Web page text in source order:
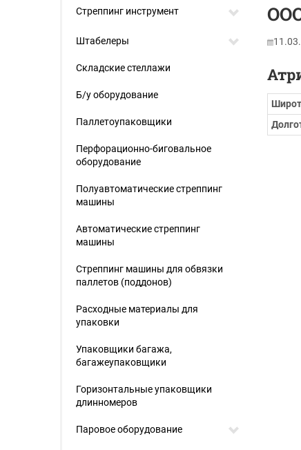
Стреппинг инструмент
Штабелеры
Складские стеллажи
Б/у оборудование
Паллетоупаковщики
Перфорационно-биговальное
оборудование
Полуавтоматические стреппинг
машины
Автоматические стреппинг
машины
Стреппинг машины для обвязки
паллетов (поддонов)
Расходные материалы для
упаковки
Упаковщики багажа,
багажеупаковщики
Горизонтальные упаковщики
длинномеров
Паровое оборудование